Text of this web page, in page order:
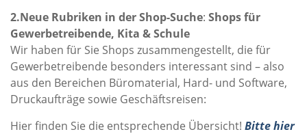
2.Neue Rubriken in der Shop-Suche: Shops für
Gewerbetreibende, Kita & Schule
Wir haben für Sie Shops zusammengestellt, die für
Gewerbetreibende besonders interessant sind – also
aus den Bereichen Büromaterial, Hard- und Software,
Druckaufträge sowie Geschäftsreisen:
Hier finden Sie die entsprechende Übersicht! Bitte hier